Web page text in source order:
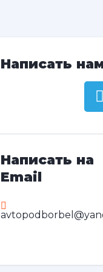
Написать
Написать на
Email